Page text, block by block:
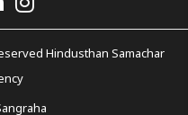
Hindusthan Samachar